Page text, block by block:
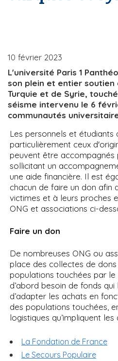
10 février 2023
L'université Paris 1
son plein et entier soutien
Turquie et de Syrie,
séisme intervenu le 6
communautés
Les personnels et étudiants
particulièrement ceux
peuvent être accompagnés
sollicitant un
une aide financière. Il est
chacun de faire un don afin
victimes et à leurs proches
ONG et associations ci-
Faire un don
De nombreuses ONG ou
place des collectes de
populations touchées par le
d’abord besoin de fonds
d’adapter les achats en
des populations touchées,
logistiques qu’impliquent
La Fondation de France
Le Secours Populaire